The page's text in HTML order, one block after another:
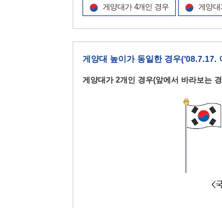
게양대가 4개인 경우 게양대
게양대 높이가 동일한 경우('08.7.17.
게양대가 2개인 경우(앞에서 바라보는